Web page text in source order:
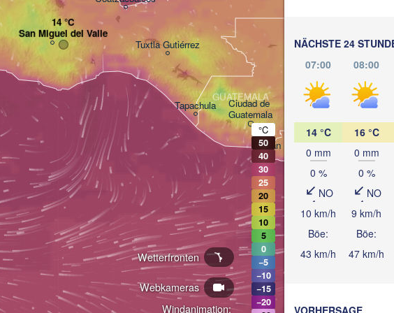
NÄCHSTE 24
07:00
08:00
14 °C
0 mm
0 %
NO
10 km/h
Böe:
43 km/h
16 °C
0 mm
0 %
NO
9 km/h
Böe:
47 km/h
VORHERSAGE
Windanimation:
Webkameras
Wetterfronten
Ciudad de
Guatemala
Tuxtla Gutiérrez
Tapachula
GUATEMALA
Tegucigalpa
San Pedro Sula
San Salvador
HONDURAS
BELIZE
San Miguel del Valle
°C
50
40
30
25
20
15
10
5
0
−5
−10
−15
−20